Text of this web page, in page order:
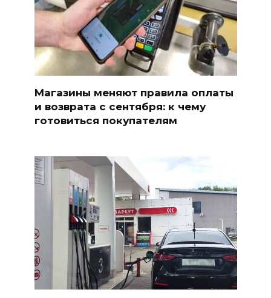
Магазины меняют правила оплаты
и возврата с сентября: к чему
готовиться покупателям